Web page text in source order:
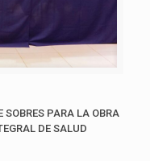
SOBRES PARA LA OBRA
DE SALUD